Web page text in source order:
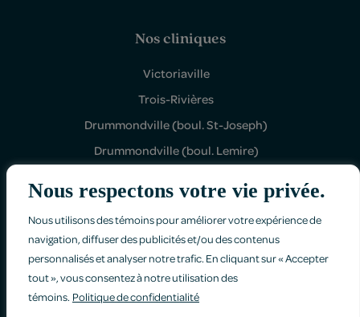
Nous respectons votre vie privée.
Nous utilisons des témoins pour améliorer votre expérience de
navigation, diffuser des publicités et/ou des contenus
personnalisés et analyser notre trafic. En cliquant sur « Accepter
tout », vous consentez à notre utilisation des
témoins. Politique de confidentialité
Nos cliniques
Victoriaville
Trois-Rivières
Drummondville (boul. St-Joseph)
Drummondville (boul. Lemire)
Politique de confidentialité
Faites-nous part de vos commentaires